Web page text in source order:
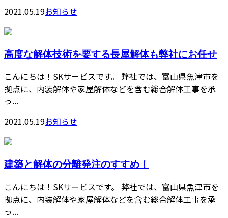
2021.05.19お知らせ
高度な解体技術を要する長屋解体も弊社にお任せ
こんにちは！SKサービスです。 弊社では、富山県魚津市を
拠点に、内装解体や家屋解体などを含む総合解体工事を承
っ...
2021.05.19お知らせ
建築と解体の分離発注のすすめ！
こんにちは！SKサービスです。 弊社では、富山県魚津市を
拠点に、内装解体や家屋解体などを含む総合解体工事を承
っ...